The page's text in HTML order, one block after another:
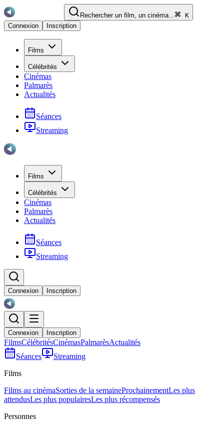
Rechercher un film, un cinéma...
K
Connexion
Inscription
Films
Célébrités
Cinémas
Palmarès
Actualités
Séances
Streaming
Films
Célébrités
Cinémas
Palmarès
Actualités
Séances
Streaming
Connexion Inscription
Connexion Inscription
FilmsCélébritésCinémasPalmarèsActualités
Séances
Streaming
Films
Films au cinémaSorties de la semaineProchainementLes plus
attendusLes plus populairesLes plus récompensés
Personnes